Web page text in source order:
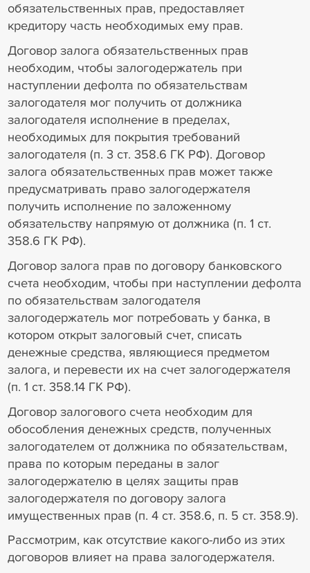
обязательственных прав, предоставляет
кредитору часть необходимых ему прав.
Договор залога обязательственных прав
необходим, чтобы залогодержатель при
наступлении дефолта по обязательствам
залогодателя мог получить от должника
залогодателя исполнение в пределах,
необходимых для покрытия требований
залогодателя (п. 3 ст. 358.6 ГК РФ). Договор
залога обязательственных прав может также
предусматривать право залогодержателя
получить исполнение по заложенному
обязательству напрямую от должника (п. 1 ст.
358.6 ГК РФ).
Договор залога прав по договору банковского
счета необходим, чтобы при наступлении дефолта
по обязательствам залогодателя
залогодержатель мог потребовать у банка, в
котором открыт залоговый счет, списать
денежные средства, являющиеся предметом
залога, и перевести их на счет залогодержателя
(п. 1 ст. 358.14 ГК РФ).
Договор залогового счета необходим для
обособления денежных средств, полученных
залогодателем от должника по обязательствам,
права по которым переданы в залог
залогодержателю в целях защиты прав
залогодержателя по договору залога
имущественных прав (п. 4 ст. 358.6, п. 5 ст. 358.9).
Рассмотрим, как отсутствие какого-либо из этих
договоров влияет на права залогодержателя.